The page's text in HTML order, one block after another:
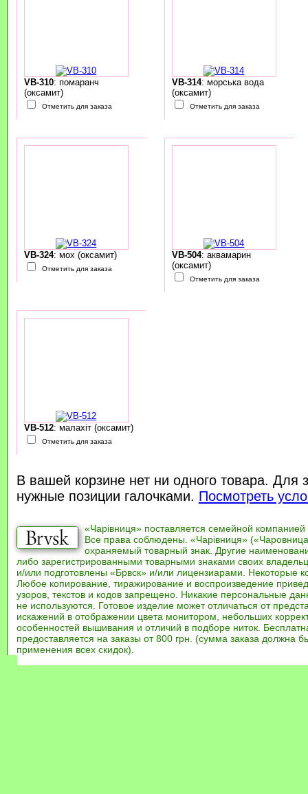
VB-310: помаранч
(оксамит)
Отметить для заказа
VB-314: морська вода
(оксамит)
Отметить для заказа
VB-324: мох (оксамит)
Отметить для заказа
VB-504: аквамарин
(оксамит)
Отметить для заказа
VB-512: малахіт (оксамит)
Отметить для заказа
В вашей корзине нет ни одного товара. Для
нужные позиции галочками. Посмотреть
«Чарівниця» поставляется семейной компанией
Все права соблюдены. «Чарівниця»
охраняемый товарный знак. Другие
либо зарегистрированными товарными знаками своих
и/или подготовлены «Брвск» и/или лицензиарами. Некоторые
Любое копирование, тиражирование и воспроизведение
узоров, текстов и кодов запрещено. Никакие персональные
не используются. Готовое изделие может отличаться от
искажений в отображении цвета монитором, небольших
особенностей вышивания и отличий в подборе ниток.
предоставляется на заказы от 800 грн. (сумма заказа должна
применения всех скидок).